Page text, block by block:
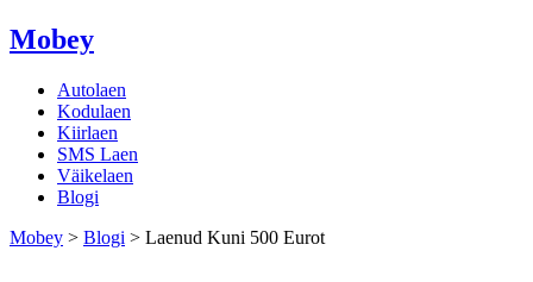
Mobey
Autolaen
Kodulaen
Kiirlaen
SMS Laen
Väikelaen
Blogi
Mobey > Blogi > Laenud Kuni 500 Eurot